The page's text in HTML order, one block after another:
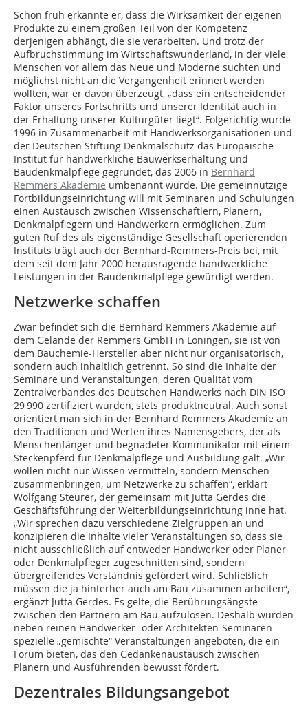
Schon früh erkannte er, dass die Wirksamkeit der eigenen
Produkte zu einem großen Teil von der Kompetenz
derjenigen abhängt, die sie verarbeiten. Und trotz der
Aufbruchstimmung im Wirtschaftswunderland, in der viele
Menschen vor allem das Neue und Moderne suchten und
möglichst nicht an die Vergangenheit erinnert werden
wollten, war er davon überzeugt, „dass ein entscheidender
Faktor unseres Fortschritts und unserer Identität auch in
der Erhaltung unserer Kulturgüter liegt“. Folgerichtig wurde
1996 in Zusammenarbeit mit Handwerksorganisationen und
der Deutschen Stiftung Denkmalschutz das Europäische
Institut für handwerkliche Bauwerkserhaltung und
Baudenkmalpflege gegründet, das 2006 in Bernhard
Remmers Akademie umbenannt wurde. Die gemeinnützige
Fortbildungseinrichtung will mit Seminaren und Schulungen
einen Austausch zwischen Wissenschaftlern, Planern,
Denkmalpflegern und Handwerkern ermöglichen. Zum
guten Ruf des als eigenständige Gesellschaft operierenden
Instituts trägt auch der Bernhard-Remmers-Preis bei, mit
dem seit dem Jahr 2000 herausragende handwerkliche
Leistungen in der Baudenkmalpflege gewürdigt werden.
Netzwerke schaffen
Zwar befindet sich die Bernhard Remmers Akademie auf
dem Gelände der Remmers GmbH in Löningen, sie ist von
dem Bauchemie-Hersteller aber nicht nur organisatorisch,
sondern auch inhaltlich getrennt. So sind die Inhalte der
Seminare und Veranstaltungen, deren Qualität vom
Zentralverbandes des Deutschen Handwerks nach DIN ISO
29 990 zertifiziert wurden, stets produktneutral. Auch sonst
orientiert man sich in der Bernhard Remmers Akademie an
den Tradi­tionen und Werten ihres Namensgebers, der als
Menschenfänger und begnadeter Kommunikator mit ­einem
Steckenpferd für Denkmalpflege und Ausbildung galt. „Wir
wollen nicht nur Wissen vermitteln, sondern Menschen
zusammenbringen, um Netzwerke zu schaffen“, erklärt
Wolfgang Steurer, der gemeinsam mit Jutta Gerdes die
Geschäftsführung der Weiter­bildungseinrichtung inne hat.
„Wir sprechen dazu verschiedene Zielgruppen an und
konzipieren die Inhalte vieler Veranstaltungen so, dass sie
nicht ausschließlich auf entweder Handwerker oder Planer
oder Denkmalpfleger zugeschnitten sind, sondern
übergreifendes Verständnis gefördert wird. Schließlich
müssen die ja hinterher auch am Bau zusammen arbeiten“,
ergänzt Jutta Gerdes. Es gelte, die Berührungsängste
zwischen den Partnern am Bau aufzulösen. Deshalb würden
neben reinen Handwerker- oder Architekten-Seminaren
spezielle „gemischte“ Veranstaltungen angeboten, die ein
Forum bieten, das den Gedankenaustausch zwischen
Planern und Ausführenden bewusst fördert.
Dezentrales Bildungsangebot